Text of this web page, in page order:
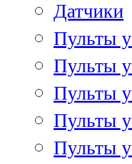
Датчики
Пульты
Пульты
Пульты
Пульты
Пульты